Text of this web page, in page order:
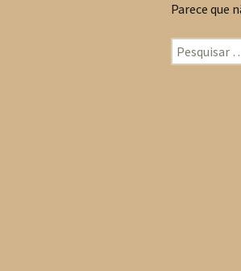
Parece que
Pesquisar por: